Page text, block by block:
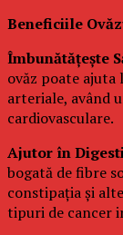
Beneficiile
Îmbunătățește
ovăz poate ajuta
arteriale, având
cardiovasculare.
Ajutor în
bogată de fibre
constipația și
tipuri de cancer